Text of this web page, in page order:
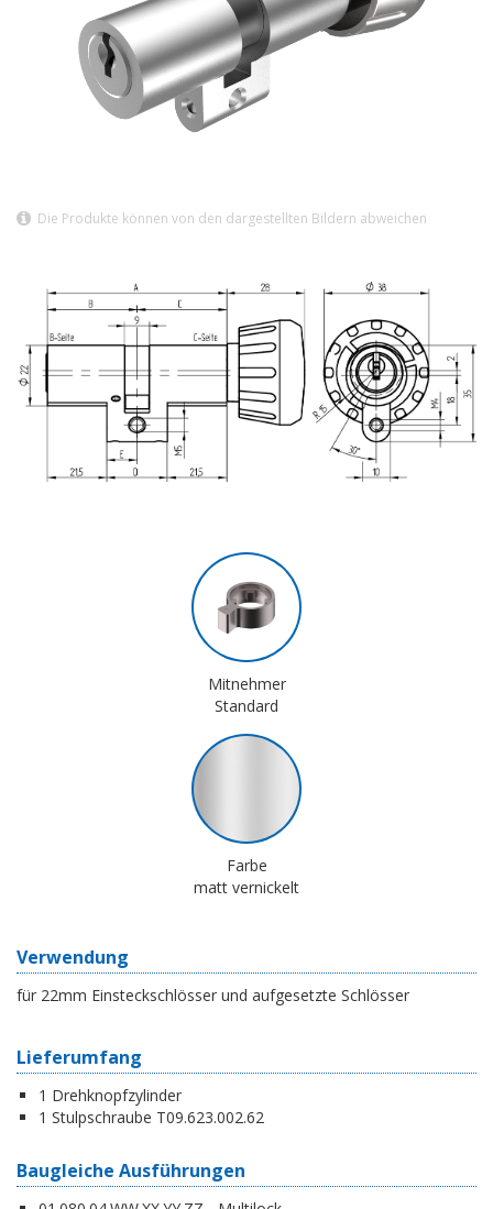
Die Produkte können von den dargestellten Bildern abweichen
Mitnehmer
Standard
Farbe
matt vernickelt
Verwendung
für 22mm Einsteckschlösser und aufgesetzte Schlösser
Lieferumfang
1 Drehknopfzylinder
1 Stulpschraube T09.623.002.62
Baugleiche Ausführungen